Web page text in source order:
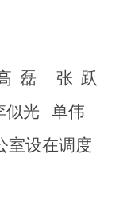
高 磊 张 跃
光 单伟
室设在调度